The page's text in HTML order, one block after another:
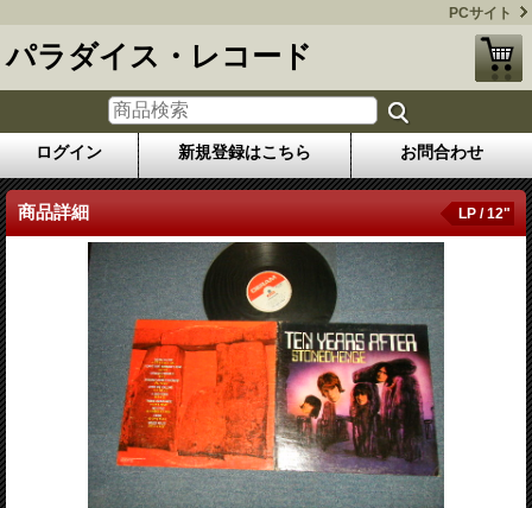
PCサイト
パラダイス・レコード
ログイン 新規登録はこちら お問合わせ
商品詳細 LP / 12"